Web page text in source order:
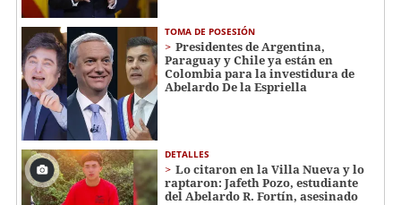
TOMA DE POSESIÓN
Presidentes de Argentina,
Paraguay y Chile ya están en
Colombia para la investidura de
Abelardo De la Espriella
DETALLES
Lo citaron en la Villa Nueva y lo
raptaron: Jafeth Pozo, estudiante
del Abelardo R. Fortín, asesinado